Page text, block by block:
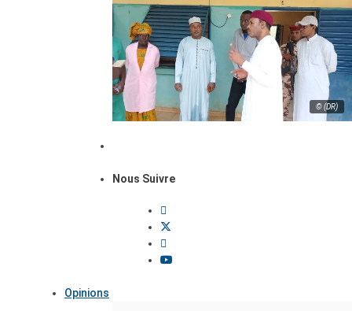
© (DR)
Nous Suivre
Opinions